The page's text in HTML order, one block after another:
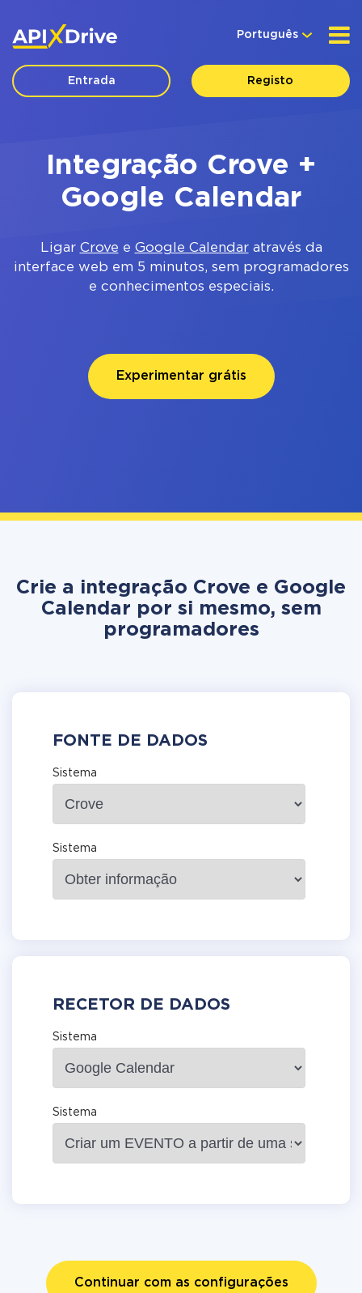
Português
Entrada Registo
Integração Crove +
Google Calendar
Ligar Crove e Google Calendaratravés da
interface web em 5 minutos, sem programadores
e conhecimentos especiais.
Experimentar grátis
Crie a integração Crove e Google
Calendar por si mesmo, sem
programadores
FONTE DE DADOS
Sistema
Sistema
RECETOR DE DADOS
Sistema
Sistema
Continuar com as configurações